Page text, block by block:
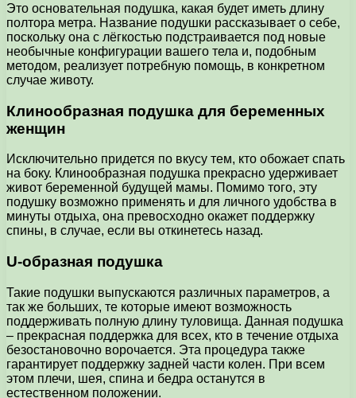
Это основательная подушка, какая будет иметь длину
полтора метра. Название подушки рассказывает о себе,
поскольку она с лёгкостью подстраивается под новые
необычные конфигурации вашего тела и, подобным
методом, реализует потребную помощь, в конкретном
случае животу.
Клинообразная подушка для беременных
женщин
Исключительно придется по вкусу тем, кто обожает спать
на боку. Клинообразная подушка прекрасно удерживает
живот беременной будущей мамы. Помимо того, эту
подушку возможно применять и для личного удобства в
минуты отдыха, она превосходно окажет поддержку
спины, в случае, если вы откинетесь назад.
U-образная подушка
Такие подушки выпускаются различных параметров, а
так же больших, те которые имеют возможность
поддерживать полную длину туловища. Данная подушка
– прекрасная поддержка для всех, кто в течение отдыха
безостановочно ворочается. Эта процедура также
гарантирует поддержку задней части колен. При всем
этом плечи, шея, спина и бедра останутся в
естественном положении.